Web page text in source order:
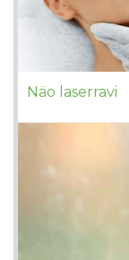
Näo laserravi